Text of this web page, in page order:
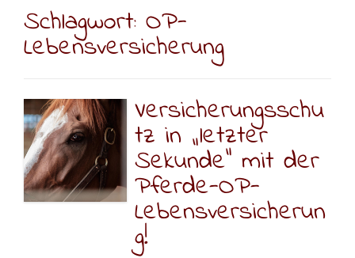
Schlagwort: OP-
Lebensversicherung
Versicherungsschu
tz in „letzter
Sekunde“ mit der
Pferde-OP-
Lebensversicherun
g!